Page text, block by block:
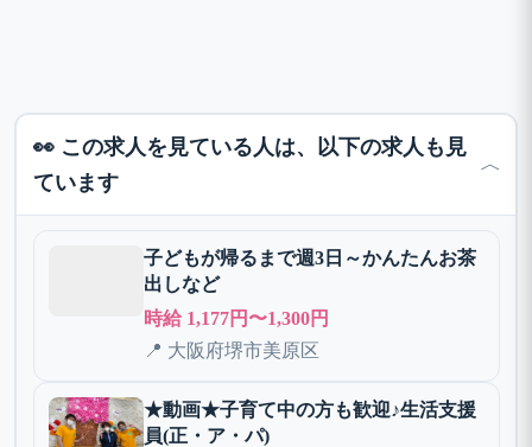
👀 この求人を見ている人は、以下の求人も見
ています
﹀
子どもが帰るまで週3日～かんたんお茶
出しなど
時給 1,177円〜1,300円
📍 大阪府堺市美原区
★動画★子育て中の方も歓迎♪生活支援
員(正・ア・パ)